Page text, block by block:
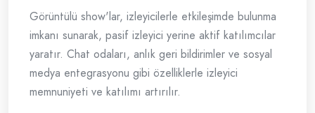
Görüntülü show'lar, izleyicilerle etkileşimde bulunma
imkanı sunarak, pasif izleyici yerine aktif katılımcılar
yaratır. Chat odaları, anlık geri bildirimler ve sosyal
medya entegrasyonu gibi özelliklerle izleyici
memnuniyeti ve katılımı artırılır.